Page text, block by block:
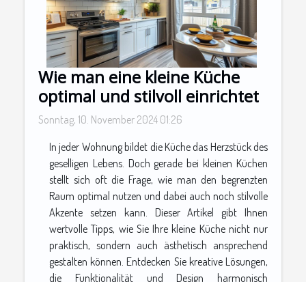
Wie man eine kleine Küche
optimal und stilvoll einrichtet
Sonntag, 10. November 2024 01:26
In jeder Wohnung bildet die Küche das Herzstück des
geselligen Lebens. Doch gerade bei kleinen Küchen
stellt sich oft die Frage, wie man den begrenzten
Raum optimal nutzen und dabei auch noch stilvolle
Akzente setzen kann. Dieser Artikel gibt Ihnen
wertvolle Tipps, wie Sie Ihre kleine Küche nicht nur
praktisch, sondern auch ästhetisch ansprechend
gestalten können. Entdecken Sie kreative Lösungen,
die Funktionalität und Design harmonisch